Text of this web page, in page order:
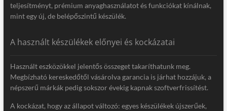
teljesítményt, prémium anyaghasználatot és funkciókat kínálnak,
mint egy új, de belépőszintű készülék.
A használt készülékek előnyei és kockázatai
Használt eszközökkel jelentős összeget takaríthatunk meg.
Megbízható kereskedőtől vásárolva garancia is járhat hozzájuk, a
népszerű márkák pedig sokszor évekig kapnak szoftverfrissítést.
A kockázat, hogy az állapot változó: egyes készülékek újszerűek,